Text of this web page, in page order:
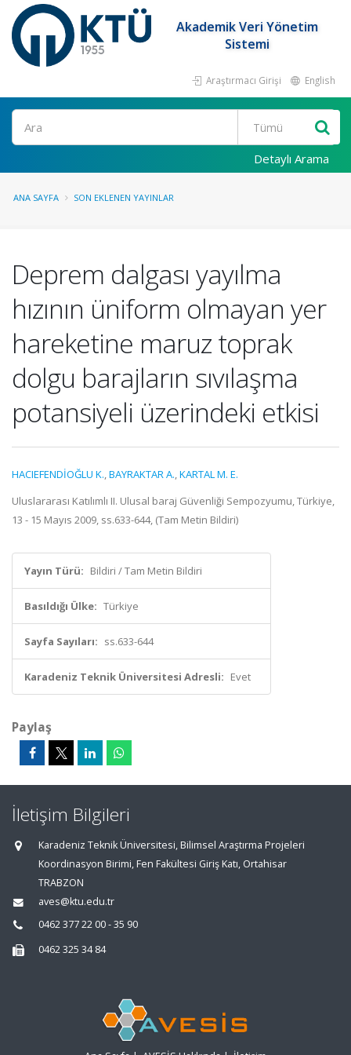
Akademik Veri Yönetim
Sistemi
Araştırmacı Girişi English
Ara
Detaylı Arama
ANA SAYFA SON EKLENEN YAYINLAR
Deprem dalgası yayılma
hızının üniform olmayan yer
hareketine maruz toprak
dolgu barajların sıvılaşma
potansiyeli üzerindeki etkisi
HACIEFENDİOĞLU K.,BAYRAKTAR A.,KARTAL M. E.
Uluslararası Katılımlı II. Ulusal baraj Güvenliği Sempozyumu, Türkiye,
13 - 15 Mayıs 2009, ss.633-644, (Tam Metin Bildiri)
Yayın Türü: Bildiri / Tam Metin Bildiri
Basıldığı Ülke: Türkiye
Sayfa Sayıları: ss.633-644
Karadeniz Teknik Üniversitesi Adresli: Evet
Paylaş
İletişim Bilgileri
Karadeniz Teknik Üniversitesi, Bilimsel Araştırma Projeleri
Koordinasyon Birimi, Fen Fakültesi Giriş Katı, Ortahisar
TRABZON
aves@ktu.edu.tr
0462 377 22 00 - 35 90
0462 325 34 84